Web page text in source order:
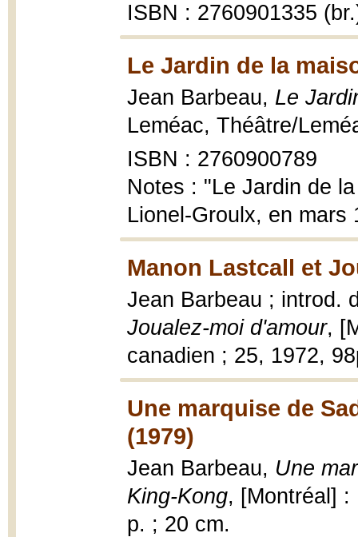
ISBN : 2760901335
Le Jardin de la
Jean Barbeau, Le
Leméac, Théâtre/
ISBN : 2760900789
Notes : "Le Jardin de
Lionel-Groulx, en mars
Manon Lastcall et
Jean Barbeau ; introd.
Joualez-moi d'amour,
canadien ; 25, 1972,
Une marquise de
(1979)
Jean Barbeau, Une
King-Kong, [Montréal] :
p. ; 20 cm.